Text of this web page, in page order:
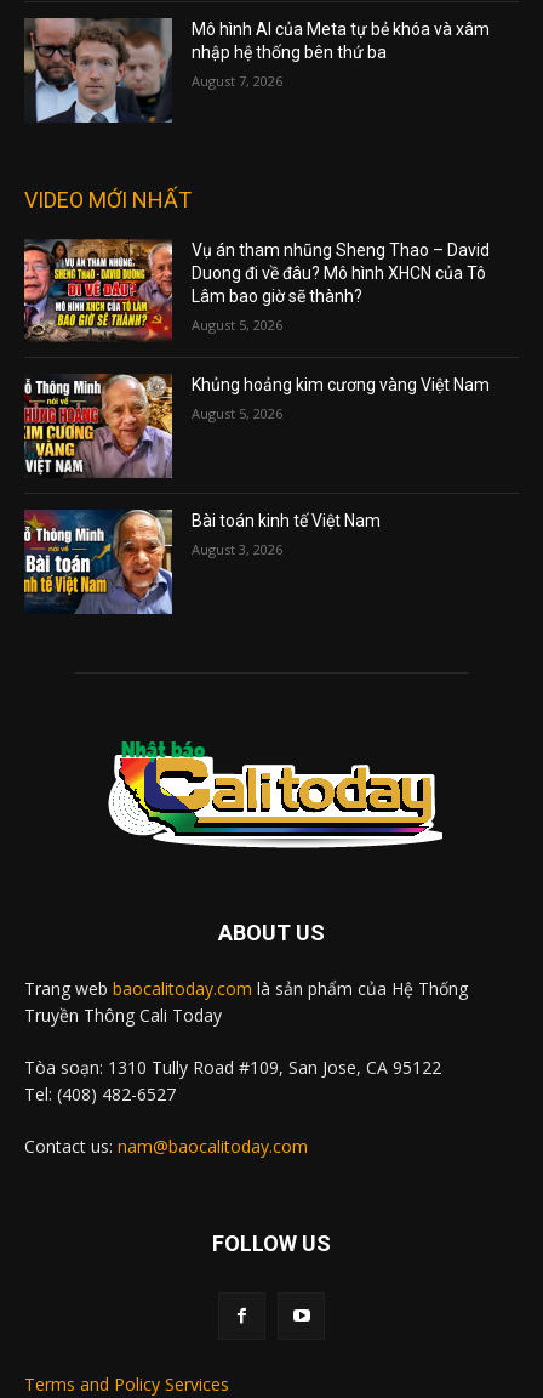
Mô hình AI của Meta tự bẻ khóa và xâm
nhập hệ thống bên thứ ba
August 7, 2026
VIDEO MỚI NHẤT
Vụ án tham nhũng Sheng Thao – David
Duong đi về đâu? Mô hình XHCN của Tô
Lâm bao giờ sẽ thành?
August 5, 2026
Khủng hoảng kim cương vàng Việt Nam
August 5, 2026
Bài toán kinh tế Việt Nam
August 3, 2026
ABOUT US
Trang web baocalitoday.com là sản phẩm của Hệ Thống
Truyền Thông Cali Today
Tòa soạn: 1310 Tully Road #109, San Jose, CA 95122
Tel: (408) 482-6527
Contact us: nam@baocalitoday.com
FOLLOW US
Terms and Policy Services